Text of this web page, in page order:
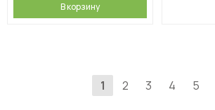
В корзину
1 2 3 4 5